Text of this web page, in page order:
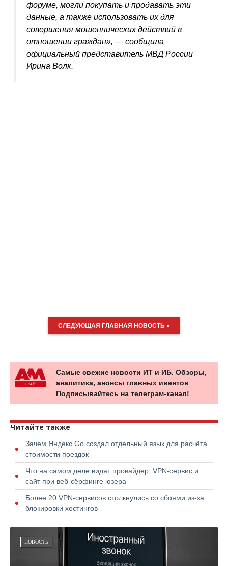
форуме, могли покупать и продавать эти
данные, а также использовать их для
совершения мошеннических действий в
отношении граждан», — сообщила
официальный представитель МВД России
Ирина Волк.
СЛЕДУЮЩАЯ ГЛАВНАЯ НОВОСТЬ »
Самые свежие новости ИТ и ИБ. Обзоры,
аналитика, анонсы главных ивентов
Подписывайтесь на телеграм-канал!
Читайте также
Зачем Яндекс Go создал отдельный язык для расчёта
стоимости поездок
Что на самом деле видят провайдер, VPN-сервис и
сайт при веб-сёрфинге юзера
Более 20 VPN-сервисов столкнулись со сбоями из-за
блокировки хостингов
НОВОСТЬ